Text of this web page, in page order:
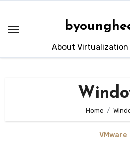
content
About Virtualization
Home
VMware